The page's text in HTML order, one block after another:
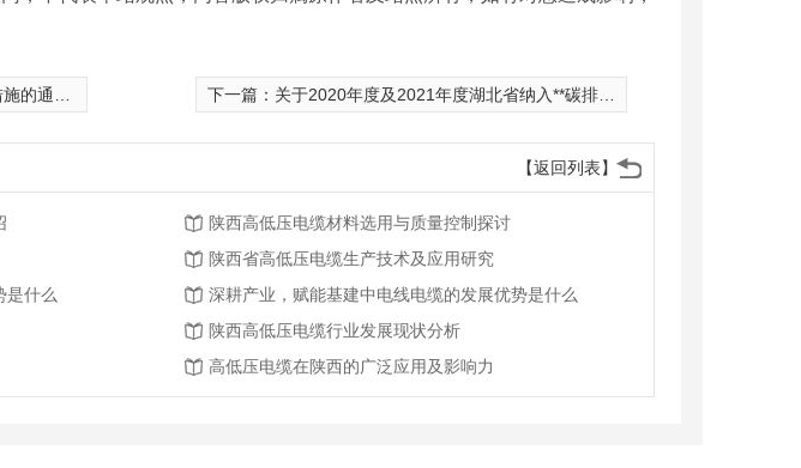
额现金奖励！ 下一篇： 关于2020年度及2021年度湖北省纳入**碳排放权交易市场发电行业重点排放单位名单公示
【返回列表】
陕西高低压电缆材料选用与质量控制探讨
陕西省高低压电缆生产技术及应用研究
是什么
深耕产业，赋能基建中电线电缆的发展优势是什么
陕西高低压电缆行业发展现状分析
高低压电缆在陕西的广泛应用及影响力